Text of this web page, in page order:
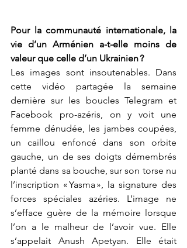
Pour la communauté internationale, la
vie d’un Arménien a-t-elle moins de
valeur que celle d’un Ukrainien ?
Les images sont insoutenables. Dans
cette vidéo partagée la semaine
dernière sur les boucles Telegram et
Facebook pro-azéris, on y voit une
femme dénudée, les jambes coupées,
un caillou enfoncé dans son orbite
gauche, un de ses doigts démembrés
planté dans sa bouche, sur son torse nu
l’inscription « Yasma », la signature des
forces spéciales azéries. L’image ne
s’efface guère de la mémoire lorsque
l’on a le malheur de l’avoir vue. Elle
s’appelait Anush Apetyan. Elle était